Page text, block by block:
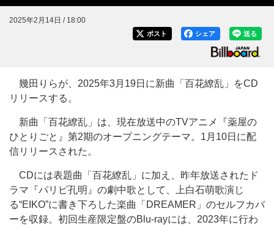
2025年2月14日 / 18:00
送る
シェア
ポスト
幾田りらが、2025年3月19日に新曲「百花繚乱」をCD
リリースする。
新曲「百花繚乱」は、現在放送中のTVアニメ『薬屋の
ひとりごと』第2期のオープニングテーマ。1月10日に配
信リリースされた。
CDには表題曲「百花繚乱」に加え、昨年放送されたド
ラマ『パリピ孔明』の劇中歌として、上白石萌歌演じ
る“EIKO”に書き下ろした楽曲「DREAMER」のセルフカバ
ーを収録。初回生産限定盤のBlu-rayには、2023年に行わ